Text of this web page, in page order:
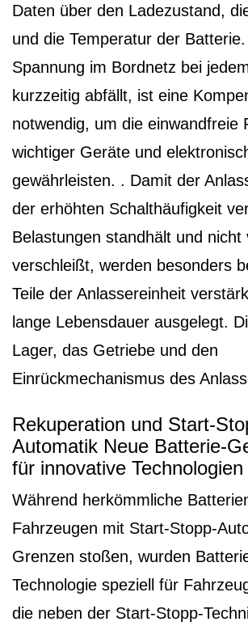
Daten über den Ladezustand,
und die Temperatur der
Spannung im Bordnetz bei
kurzzeitig abfällt, ist eine
notwendig, um die einwandfreie
wichtiger Geräte und
gewährleisten. . Damit der
der erhöhten Schalthäufigkeit
Belastungen standhält und nicht
verschleißt, werden besonders
Teile der Anlassereinheit
lange Lebensdauer ausgelegt.
Lager, das Getriebe und den
Einrückmechanismus des
Rekuperation und Start-
Automatik Neue Batterie-
für innovative Technologien
Während herkömmliche
Fahrzeugen mit Start-Stopp-
Grenzen stoßen, wurden
Technologie speziell für
die neben der Start-Stopp-